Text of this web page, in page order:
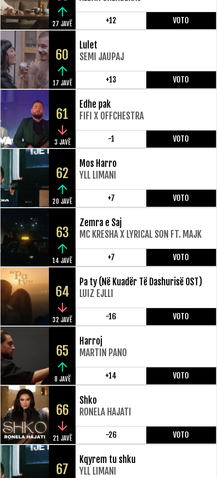
27 JAVË +12 VOTO
60
17 JAVË
Lulet
SEMI JAUPAJ
+13 VOTO
61
3 JAVË
Edhe pak
FIFI X OFFCHESTRA
-1 VOTO
62
20 JAVË
Mos Harro
YLL LIMANI
+7 VOTO
63
14 JAVË
Zemra e Saj
MC KRESHA X LYRICAL SON FT. MAJK
+7 VOTO
64
32 JAVË
Pa ty (Në Kuadër Të Dashurisë OST)
LUIZ EJLLI
-16 VOTO
65
8 JAVË
Harroj
MARTIN PANO
+14 VOTO
66
21 JAVË
Shko
RONELA HAJATI
-26 VOTO
67
Kqyrem tu shku
YLL LIMANI